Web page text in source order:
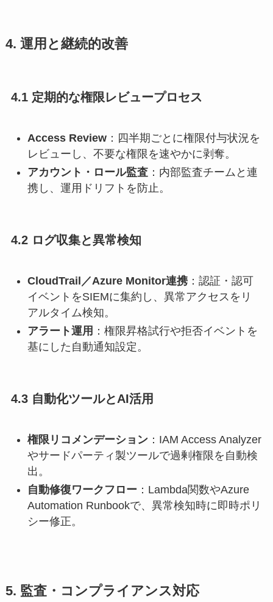
4. 運用と継続的改善
4.1 定期的な権限レビュープロセス
Access Review：四半期ごとに権限付与状況を
レビューし、不要な権限を速やかに剥奪。
アカウント・ロール監査：内部監査チームと連
携し、運用ドリフトを防止。
4.2 ログ収集と異常検知
CloudTrail／Azure Monitor連携：認証・認可
イベントをSIEMに集約し、異常アクセスをリ
アルタイム検知。
アラート運用 ：権限昇格試行や拒否イベントを
基にした自動通知設定。
4.3 自動化ツールとAI活用
権限リコメンデーション：IAM Access Analyzer
やサードパーティ製ツールで過剰権限を自動検
出。
自動修復ワークフロー ：Lambda関数やAzure
Automation Runbookで、異常検知時に即時ポリ
シー修正。
5. 監査・コンプライアンス対応